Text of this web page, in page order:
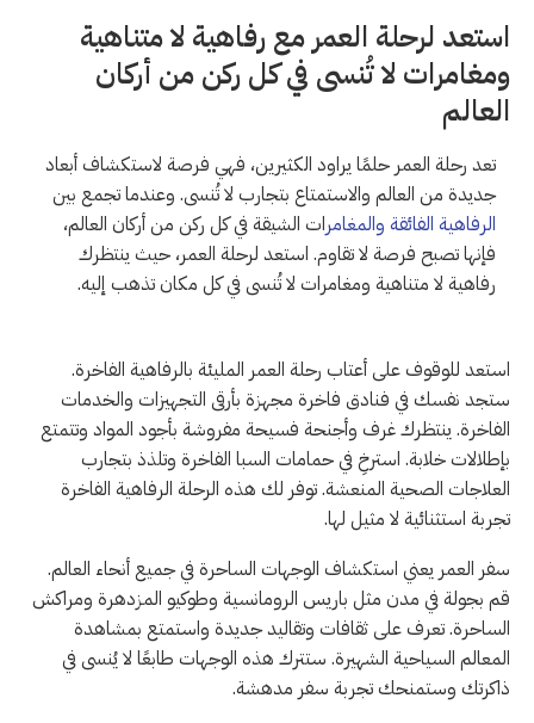
استعد لرحلة العمر مع رفاهية لا متناهية
ومغامرات لا تُنسى في كل ركن من أركان
العالم
تعد رحلة العمر حلمًا يراود الكثيرين، فهي فرصة لاستكشاف أبعاد
جديدة من العالم والاستمتاع بتجارب لا تُنسى. وعندما تجمع بين
الرفاهية الفائقة والمغامرات الشيقة في كل ركن من أركان العالم،
فإنها تصبح فرصة لا تقاوم. استعد لرحلة العمر، حيث ينتظرك
رفاهية لا متناهية ومغامرات لا تُنسى في كل مكان تذهب إليه.
استعد للوقوف على أعتاب رحلة العمر المليئة بالرفاهية الفاخرة.
ستجد نفسك في فنادق فاخرة مجهزة بأرقى التجهيزات والخدمات
الفاخرة. ينتظرك غرف وأجنحة فسيحة مفروشة بأجود المواد وتتمتع
بإطلالات خلابة. استرخِ في حمامات السبا الفاخرة وتلذذ بتجارب
العلاجات الصحية المنعشة. توفر لك هذه الرحلة الرفاهية الفاخرة
تجربة استثنائية لا مثيل لها.
سفر العمر يعني استكشاف الوجهات الساحرة في جميع أنحاء العالم.
قم بجولة في مدن مثل باريس الرومانسية وطوكيو المزدهرة ومراكش
الساحرة. تعرف على ثقافات وتقاليد جديدة واستمتع بمشاهدة
المعالم السياحية الشهيرة. ستترك هذه الوجهات طابعًا لا يُنسى في
ذاكرتك وستمنحك تجربة سفر مدهشة.